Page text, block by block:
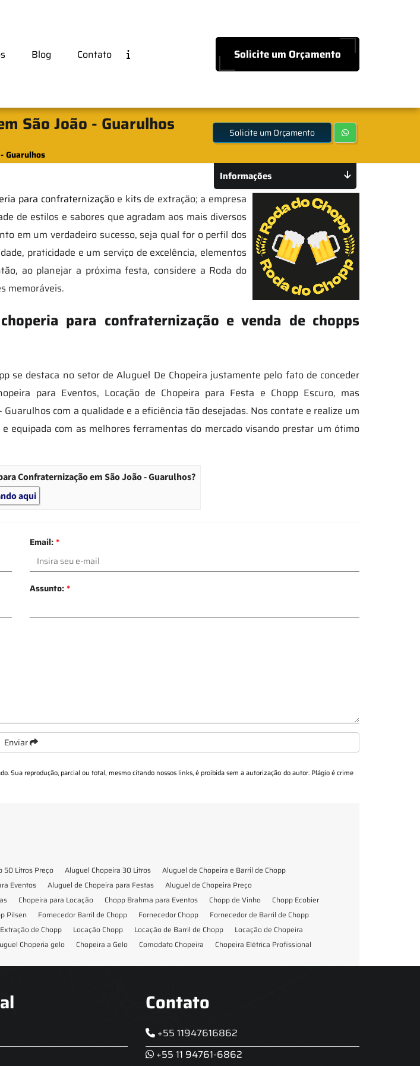
Blog Contato Solicite um Orçamento
São João - Guarulhos
Guarulhos
Solicite um Orçamento
para confraternizaçãoe kits de extração; a empresa
de estilos e sabores que agradam aos mais diversos
em um verdadeiro sucesso, seja qual for o perfil dos
praticidade e um serviço de excelência, elementos
ao planejar a próxima festa, considere a Roda do
memoráveis.
para confraternização e venda de chopps
se destaca no setor de Aluguel De Chopeira justamente pelo fato de conceder
para Eventos, Locação de Chopeira para Festa e Chopp Escuro, mas
com a qualidade e a eficiência tão desejadas. Nos contate e realize um
equipada com as melhores ferramentas do mercado visando prestar um ótimo
Confraternização em São João - Guarulhos?
aqui
Email:*
Assunto:*
Enviar
Sua reprodução, parcial ou total, mesmo citando nossos links, é proibida sem a autorização do autor. Plágio é crime
Informações
50 Litros Preço Aluguel Chopeira 30 Litros
Aluguel de Chopeira e Barril de Chopp
Eventos Aluguel de Chopeira para Festas
Aluguel de Chopeira Preço
Chopeira para Locação Chopp Brahma para Eventos Chopp de Vinho
Chopp Ecobier
Pilsen Fornecedor Barril de Chopp Fornecedor Chopp
Fornecedor de Barril de Chopp
de Chopp Locação Chopp Locação de Barril de Chopp
Locação de Chopeira
Choperia gelo Chopeira a Gelo Comodato Chopeira
Chopeira Elétrica Profissional
Contato
+55 11947616862
+55 11 94761-6862